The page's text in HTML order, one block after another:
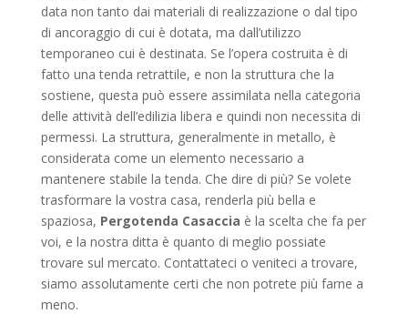
data non tanto dai materiali di realizzazione o dal tipo
di ancoraggio di cui è dotata, ma dall’utilizzo
temporaneo cui è destinata. Se l’opera costruita è di
fatto una tenda retrattile, e non la struttura che la
sostiene, questa può essere assimilata nella categoria
delle attività dell’edilizia libera e quindi non necessita di
permessi. La struttura, generalmente in metallo, è
considerata come un elemento necessario a
mantenere stabile la tenda. Che dire di più? Se volete
trasformare la vostra casa, renderla più bella e
spaziosa, Pergotenda Casaccia è la scelta che fa per
voi, e la nostra ditta è quanto di meglio possiate
trovare sul mercato. Contattateci o veniteci a trovare,
siamo assolutamente certi che non potrete più farne a
meno.